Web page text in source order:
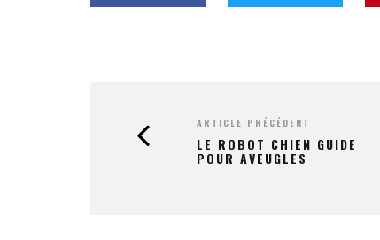
ARTICLE PRÉCÉDENT
LE ROBOT CHIEN GUIDE
POUR AVEUGLES